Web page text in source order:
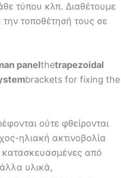
τύπου κλπ. Διαθέτουμε
τοποθέτησή τους σε
panelthetrapezoidal
brackets for fixing the
ούτε φθείρονται
ηλιακή ακτινοβολία
κατασκευασμένες από
υλικά,